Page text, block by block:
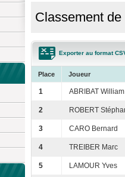
Classement
Exporter au format
Place Joueur
1 ABRIBAT William
2 ROBERT
3 CARO Bernard
4 TREIBER Marc
5 LAMOUR Yves